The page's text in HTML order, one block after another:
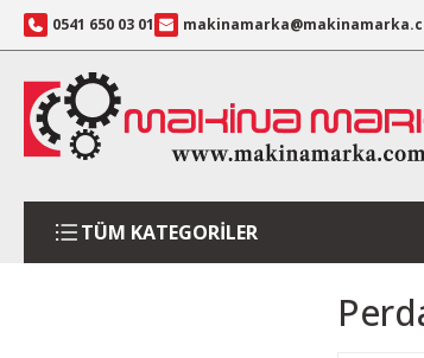
0541 650 03 01
TÜM KATEGORİLER